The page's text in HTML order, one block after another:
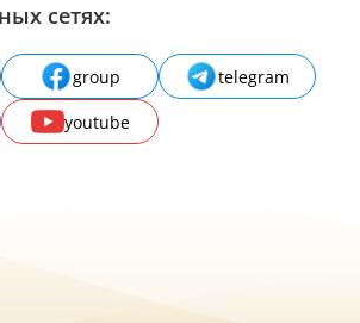
сетях:
group
telegram
youtube